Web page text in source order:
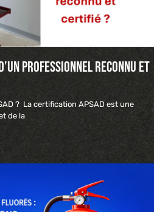
professionnel reconnu et
? La certification APSAD est une
de la